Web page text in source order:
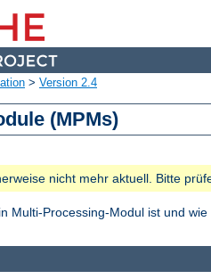
> Version 2.4
(MPMs)
nicht mehr aktuell. Bitte
Multi-Processing-Modul ist und